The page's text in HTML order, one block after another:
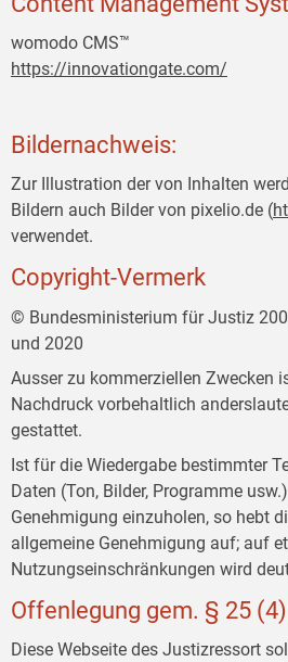
womodo CMS™
https://innovationgate.com/
Bildernachweis:
Zur Illustration der von Inhalten
Bildern auch Bilder von pixelio.de (
verwendet.
Copyright-Vermerk
© Bundesministerium für Justiz
und 2020
Ausser zu kommerziellen Zwecken
Nachdruck vorbehaltlich
gestattet.
Ist für die Wiedergabe bestimmter
Daten (Ton, Bilder, Programme
Genehmigung einzuholen, so hebt
allgemeine Genehmigung auf; auf
Nutzungseinschränkungen wird
Offenlegung gem. § 25
Diese Webseite des Justizressort